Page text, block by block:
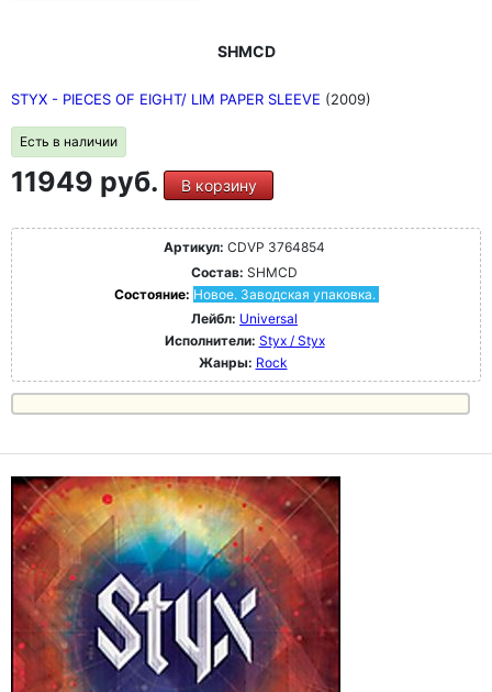
SHMCD
STYX - PIECES OF EIGHT/ LIM PAPER SLEEVE (2009)
Есть в наличии
11949 руб. В корзину
Артикул: CDVP 3764854
Состав: SHMCD
Состояние: Новое. Заводская упаковка.
Лейбл: Universal
Исполнители: Styx / Styx
Жанры: Rock